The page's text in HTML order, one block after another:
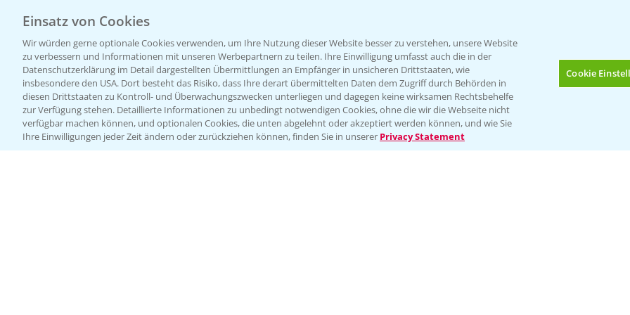
Bis zu 4 Produkte vergleichen:
Folgen Sie uns
Einsatz von Cookies
Wir würden gerne optionale Cookies verwenden, um Ihre Nutzung dieser Website besser zu verstehen, unsere Website
zu verbessern und Informationen mit unseren Werbepartnern zu teilen. Ihre Einwilligung umfasst auch die in der
Datenschutzerklärung im Detail dargestellten Übermittlungen an Empfänger in unsicheren Drittstaaten, wie
insbesondere den USA. Dort besteht das Risiko, dass Ihre derart übermittelten Daten dem Zugriff durch Behörden in
diesen Drittstaaten zu Kontroll- und Überwachungszwecken unterliegen und dagegen keine wirksamen Rechtsbehelfe
zur Verfügung stehen. Detaillierte Informationen zu unbedingt notwendigen Cookies, ohne die wir die Webseite nicht
verfügbar machen können, und optionalen Cookies, die unten abgelehnt oder akzeptiert werden können, und wie Sie
Ihre Einwilligungen jeder Zeit ändern oder zurückziehen können, finden Sie in unserer Privacy Statement
Cookie